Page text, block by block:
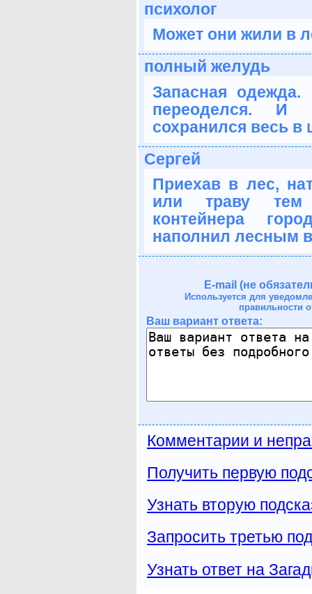
психолог
Может они жили в
полный желудь
Запасная
переоделся. И
сохранился весь в
Сергей
Приехав в лес,
или траву
контейнера
наполнил лесным
E-mail (не
Используется для
правильности
Ваш вариант ответа:
Комментарии и
Получить первую
Узнать вторую
Запросить третью
Узнать ответ на